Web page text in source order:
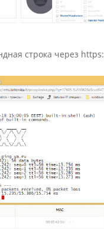
строка через https: